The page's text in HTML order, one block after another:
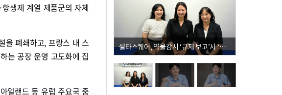
생제 계열 제품군의 자체
을 폐쇄하고, 프랑스 내 스
는 공장 운영 고도화에 집
일랜드 등 유럽 주요국 중
셀타스퀘어, 약물감시 ‘규제 보고’서 ‘데이터 의사결정’으로 "PVX 전환 요구 커진다"